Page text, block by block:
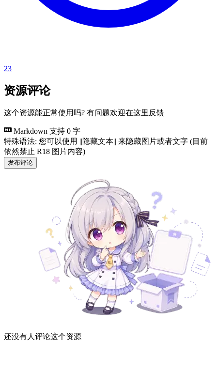
23
资源评论
这个资源能正常使用吗? 有问题欢迎在这里反馈
Markdown 支持 0 字
特殊语法: 您可以使用 ||隐藏文本|| 来隐藏图片或者文字 (目前
依然禁止 R18 图片内容)
发布评论
还没有人评论这个资源